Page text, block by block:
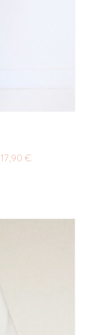
17,90 €